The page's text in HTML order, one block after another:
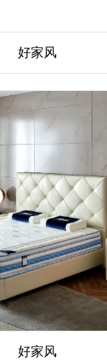
好家风
好家风